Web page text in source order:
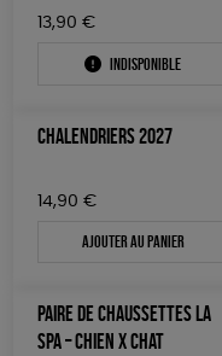
13,90 €
Indisponible
CHALENDRIERS 2027
14,90 €
Ajouter au panier
PAIRE DE CHAUSSETTES LA
SPA – CHIEN X CHAT